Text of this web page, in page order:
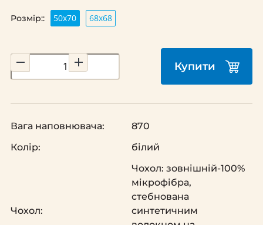
Розмір:: 50х70 68х68
Купити
Вага наповнювача:
870
Колір:
білий
Чохол:
Чохол: зовнішній-100%
мікрофібра,
стебнована
синтетичним